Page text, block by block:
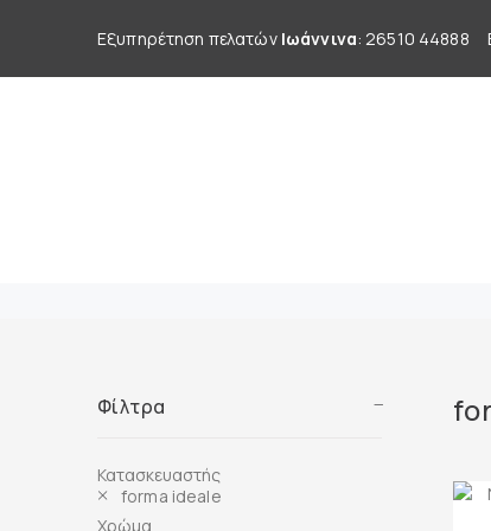
Εξυπηρέτηση πελατών Ιωάννινα: 26510 44888
Φίλτρα
Κατασκευαστής
forma ideale
Χρώμα